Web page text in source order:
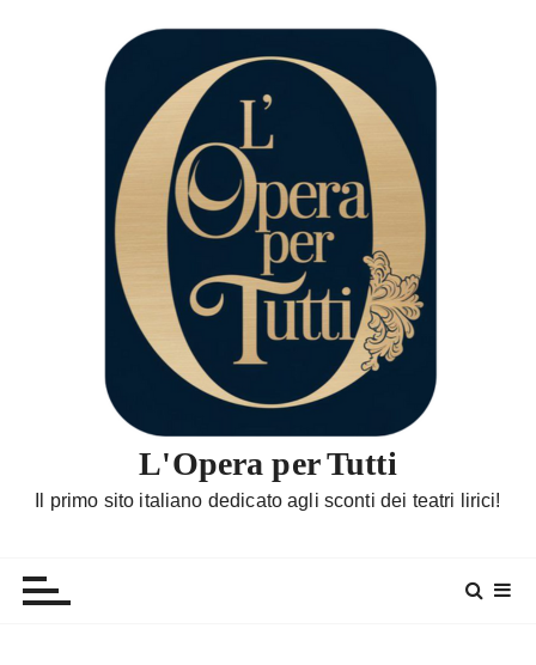
L'Opera per Tutti
Il primo sito italiano dedicato agli sconti dei teatri lirici!